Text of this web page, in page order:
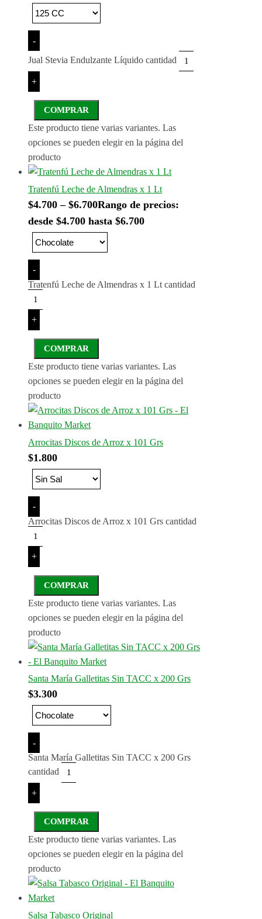
-
Jual Stevia Endulzante Líquido cantidad
+
COMPRAR
Este producto tiene varias variantes. Las
opciones se pueden elegir en la página del
producto
Tratenfú Leche de Almendras x 1 Lt
$4.700 – $6.700Rango de precios:
desde $4.700 hasta $6.700
-
Tratenfú Leche de Almendras x 1 Lt cantidad
+
COMPRAR
Este producto tiene varias variantes. Las
opciones se pueden elegir en la página del
producto
Arrocitas Discos de Arroz x 101 Grs
$1.800
-
Arrocitas Discos de Arroz x 101 Grs cantidad
+
COMPRAR
Este producto tiene varias variantes. Las
opciones se pueden elegir en la página del
producto
Santa María Galletitas Sin TACC x 200 Grs
$3.300
-
Santa María Galletitas Sin TACC x 200 Grs
cantidad
+
COMPRAR
Este producto tiene varias variantes. Las
opciones se pueden elegir en la página del
producto
Salsa Tabasco Original